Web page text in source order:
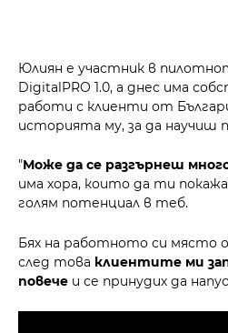
Юлиян е участник в
DigitalPRO 1.0, а днес има
работи с клиенти от
историята му, за да научиш
"Може да се разгърнеш
има хора, които да ти
голям потенциал в теб.
Бях на работното си място
след това клиентите ми
повече и се принудих да